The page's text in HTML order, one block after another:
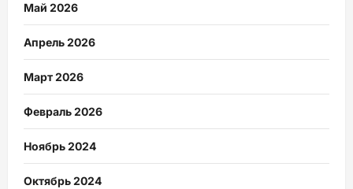
Май 2026
Апрель 2026
Март 2026
Февраль 2026
Ноябрь 2024
Октябрь 2024